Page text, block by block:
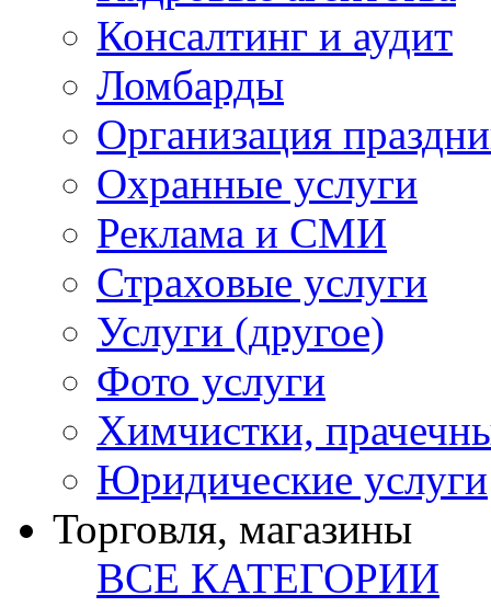
Консалтинг и аудит
Ломбарды
Организация
Охранные услуги
Реклама и СМИ
Страховые услуги
Услуги (другое)
Фото услуги
Химчистки,
Юридические услуги
Торговля, магазины
ВСЕ КАТЕГОРИИ